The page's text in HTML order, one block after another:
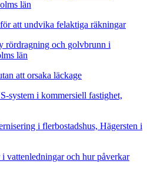
län
att undvika felaktiga räkningar
rördragning och golvbrunn i
län
att orsaka läckage
system i kommersiell fastighet,
i flerbostadshus, Hägersten i
vattenledningar och hur påverkar